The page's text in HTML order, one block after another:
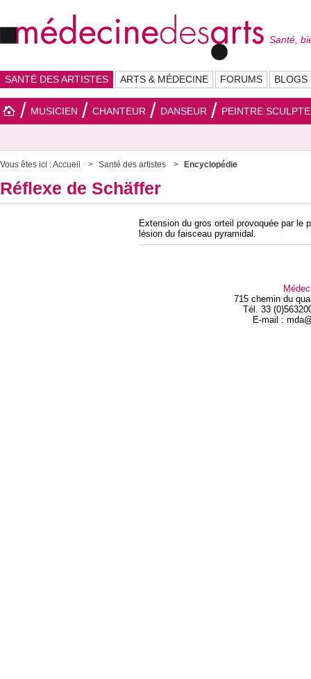
Santé,
SANTÉ DES ARTISTES ARTS & MÉDECINE FORUMS BLOGS
MUSICIEN CHANTEUR DANSEUR PEINTRE
Vous êtes ici :Accueil Santé des artistes Encyclopédie
Réflexe de Schäffer
Extension du gros orteil provoquée par le
lésion du faisceau pyramidal.
715 chemin du
Tél. 33
E-mail :